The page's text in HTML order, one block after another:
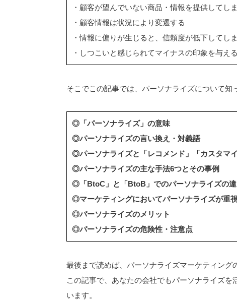
・顧客が望んでいない商品・情報を提供してし
・顧客情報は状況により変遷する
・情報に偏りが生じると、信頼度が低下してし
・しつこいと感じられてマイナスの印象を与え
そこでこの記事では、パーソナライズについて知
◎「パーソナライズ」の意味
◎パーソナライズの言い換え・対義語
◎パーソナライズと「レコメンド」「カスタマ
◎パーソナライズの主な手法6つとその事例
◎「BtoC」と「BtoB」でのパーソナライズの
◎マーケティングにおいてパーソナライズが重
◎パーソナライズのメリット
◎パーソナライズの危険性・注意点
最後まで読めば、パーソナライズマーケティング
この記事で、あなたの会社でもパーソナライズ
います。